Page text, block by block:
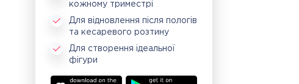
кожному триместрі
Для відновлення після пологів
та кесаревого розтину
Для створення ідеальної
фігури